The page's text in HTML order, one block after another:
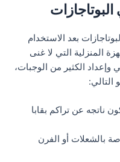
بعد الاستخدام
المنزلية التي لا غنى
الكثير من الوجبات،
ناتجه عن تراكم بقابا
بالشعلات أو الفرن